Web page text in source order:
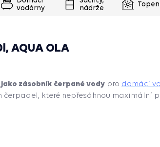
vodárny
nádrže
AQUA OLA
jako zásobník čerpané vody pro domácí
čerpadel, které nepřesáhnou maximální